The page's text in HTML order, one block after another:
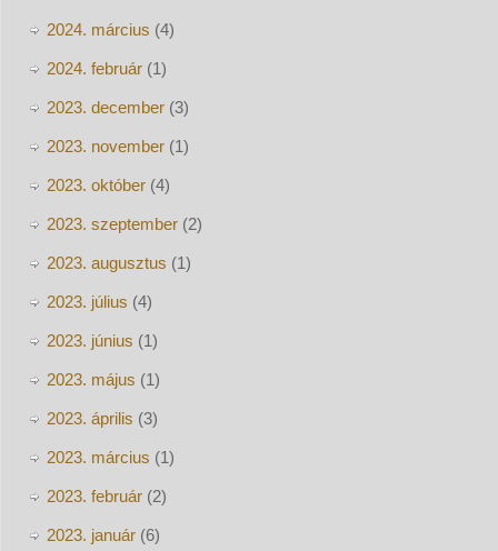
2024. március (4)
2024. február(1)
2023. december(3)
2023. november(1)
2023. október(4)
2023. szeptember(2)
2023. augusztus (1)
2023. július (4)
2023. június (1)
2023. május (1)
2023. április (3)
2023. március (1)
2023. február(2)
2023. január(6)